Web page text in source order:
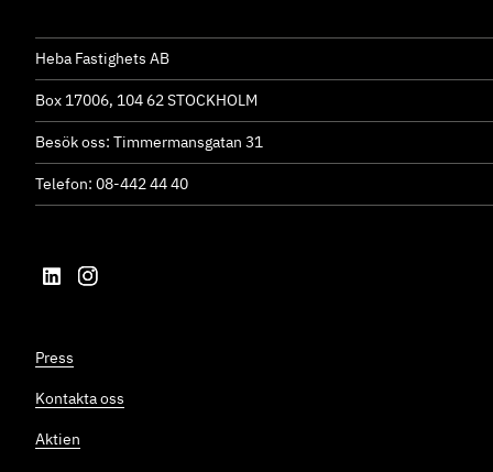
Press
Kontakta oss
Aktien
Heba Fastighets AB
Box 17006, 104 62 STOCKHOLM
Besök oss: Timmermansgatan 31
Telefon: 08-442 44 40